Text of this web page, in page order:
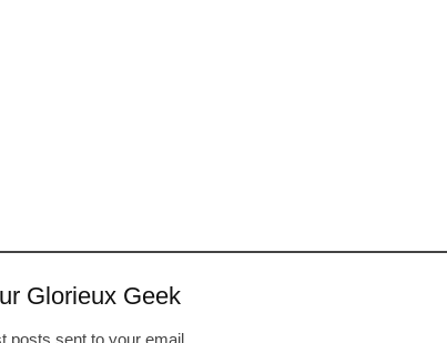
Glorieux Geek
posts sent to your email.